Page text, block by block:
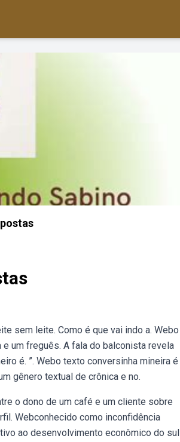
sem leite. Como é que vai indo a. Webo
um freguês. A fala do balconista revela
é. ”. Webo texto conversinha mineira é
gênero textual de crônica e no.
o dono de um café e um cliente sobre
Webconhecido como inconfidência
ao desenvolvimento econômico do sul